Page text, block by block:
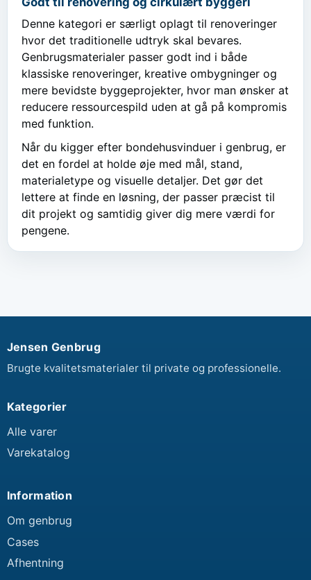
Denne kategori er særligt oplagt til renoveringer
hvor det traditionelle udtryk skal bevares.
Genbrugsmaterialer passer godt ind i både
klassiske renoveringer, kreative ombygninger og
mere bevidste byggeprojekter, hvor man ønsker at
reducere ressourcespild uden at gå på kompromis
med funktion.
Når du kigger efter bondehusvinduer i genbrug, er
det en fordel at holde øje med mål, stand,
materialetype og visuelle detaljer. Det gør det
lettere at finde en løsning, der passer præcist til
dit projekt og samtidig giver dig mere værdi for
pengene.
Jensen Genbrug
Brugte kvalitetsmaterialer til private og professionelle.
Kategorier
Alle varer
Varekatalog
Information
Om genbrug
Cases
Afhentning